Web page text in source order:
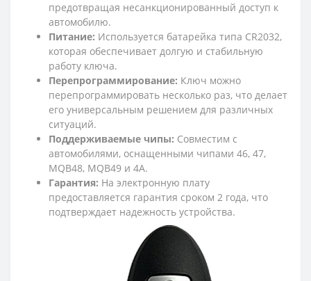
предотвращая несанкционированный доступ к
автомобилю.
Питание: Используется батарейка типа CR2032,
которая обеспечивает долгую и стабильную
работу ключа.
Перепрограммирование: Ключ можно
перепрограммировать несколько раз, что делает
его универсальным решением для различных
ситуаций.
Поддерживаемые чипы: Совместим с
автомобилями, оснащенными чипами 46, 47,
MQB48, MQB49 и 4A.
Гарантия: На электронную плату
предоставляется гарантия сроком 2 года, что
подтверждает надежность устройства.